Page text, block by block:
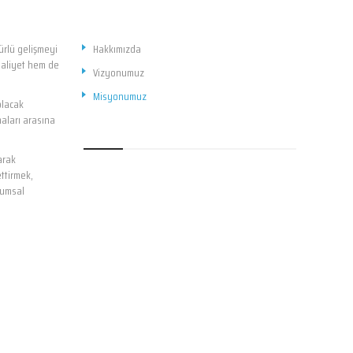
gelişmeyi
hem de
arasına
Hakkımızda
Vizyonumuz
Misyonumuz